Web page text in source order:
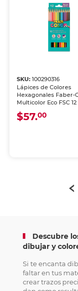
SKU:100290316
Lápices de Colores
Hexagonales Faber-
Multicolor Eco FSC
$57.00
Descubre
dibujar y
Si te encanta
faltar en tus
crear trazos